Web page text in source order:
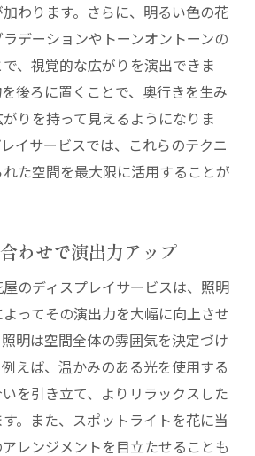
わります。さらに、明るい色の花
デーションやトーンオントーンの
、視覚的な広がりを演出できま
後ろに置くことで、奥行きを生み
りを持って見えるようになりま
イサービスでは、これらのテクニ
た空間を最大限に活用することが
わせで演出力アップ
のディスプレイサービスは、照明
ってその演出力を大幅に向上させ
明は空間全体の雰囲気を決定づけ
えば、温かみのある光を使用する
を引き立て、よりリラックスした
。また、スポットライトを花に当
レンジメントを目立たせることも